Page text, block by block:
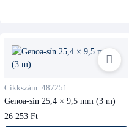
Cikkszám: 487251
Genoa-sín 25,4 × 9,5 mm (3 m)
26 253 Ft